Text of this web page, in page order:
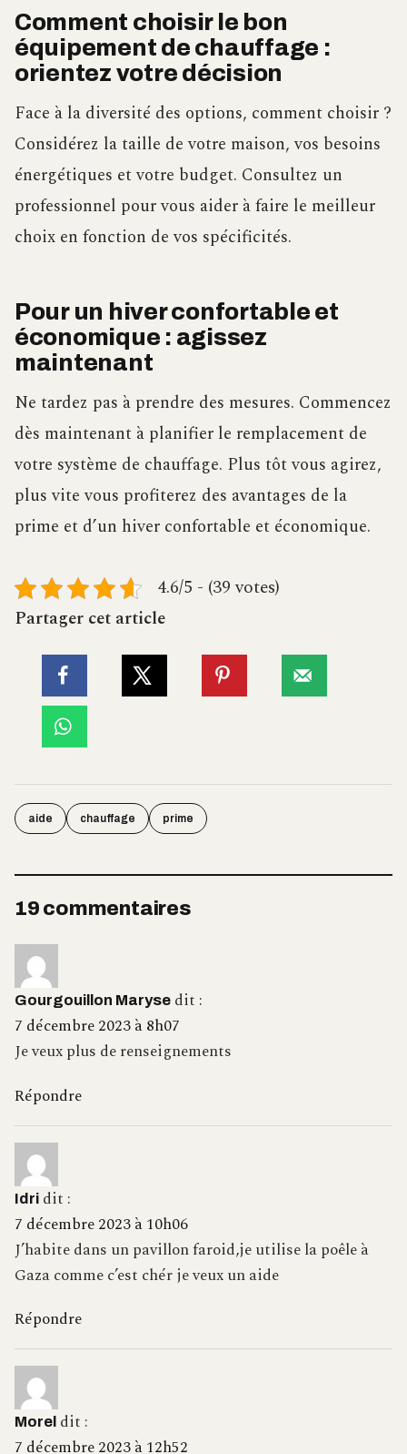
Comment choisir le bon
équipement de chauffage :
orientez votre décision
Face à la diversité des options, comment choisir ?
Considérez la taille de votre maison, vos besoins
énergétiques et votre budget. Consultez un
professionnel pour vous aider à faire le meilleur
choix en fonction de vos spécificités.
Pour un hiver confortable et
économique : agissez
maintenant
Ne tardez pas à prendre des mesures. Commencez
dès maintenant à planifier le remplacement de
votre système de chauffage. Plus tôt vous agirez,
plus vite vous profiterez des avantages de la
prime et d’un hiver confortable et économique.
4.6/5 - (39 votes)
Partager cet article
aide chauffage prime
19 commentaires
Gourgouillon Maryse dit :
7 décembre 2023 à 8h07
Je veux plus de renseignements
Répondre
Idri dit :
7 décembre 2023 à 10h06
J’habite dans un pavillon faroid,je utilise la poêle à
Gaza comme c’est chér je veux un aide
Répondre
Morel dit :
7 décembre 2023 à 12h52